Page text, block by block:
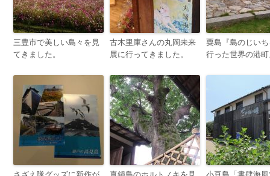
三豊市で美しい島々を見
てきました。
古木里庫さんの丸岡未来
展に行ってきました。
粟島『島のじい
行った世界の港